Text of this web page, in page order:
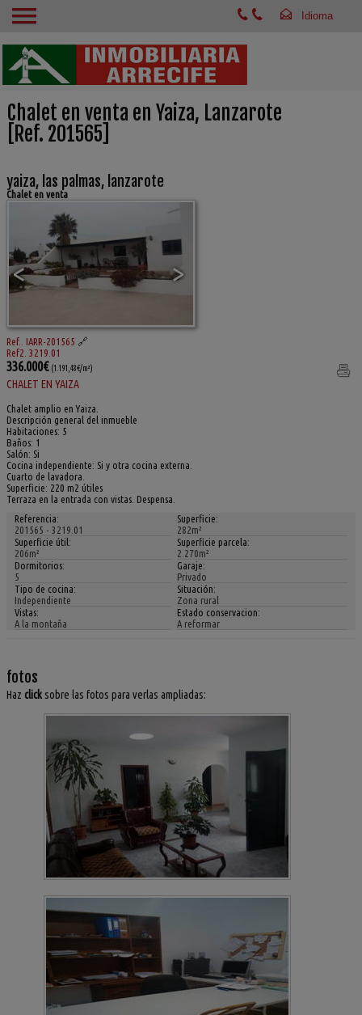
Chalet en venta en Yaiza, Lanzarote
[Ref. 201565]
yaiza, las palmas, lanzarote
Chalet en venta
< >
Ref.. IARR-201565 🔗
Ref2. 3219.01
336.000€ (1.191,48€/m²)
CHALET EN YAIZA
Chalet amplio en Yaiza.
Descripción general del inmueble
Habitaciones: 5
Baños: 1
Salón: Si
Cocina independiente: Si y otra cocina externa.
Cuarto de lavadora.
Superficie: 220 m2 útiles
Terraza en la entrada con vistas. Despensa.
Referencia:
201565 - 3219.01
Superficie:
282m²
Superficie útil:
206m²
Superficie parcela:
2.270m²
Dormitorios:
5
Garaje:
Privado
Tipo de cocina:
Independiente
Situación:
Zona rural
Vistas:
A la montaña
Estado conservacion:
A reformar
fotos
Haz click sobre las fotos para verlas ampliadas: